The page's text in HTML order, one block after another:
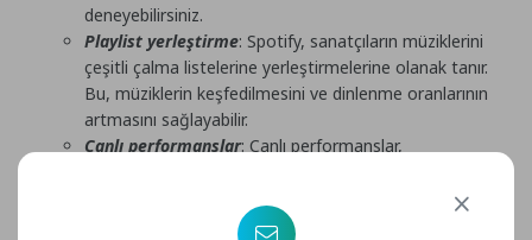
deneyebilirsiniz.
Playlist yerleştirme: Spotify, sanatçıların müziklerini
çeşitli çalma listelerine yerleştirmelerine olanak tanır.
Bu, müziklerin keşfedilmesini ve dinlenme oranlarının
artmasını sağlayabilir.
Canlı performanslar: Canlı performanslar,
hayranlar kazanmalarına yardımcı olabilir.